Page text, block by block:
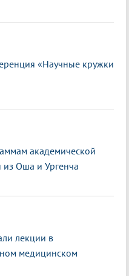
«Научные кружки
академической
из Оша и Ургенча
лекции в
медицинском